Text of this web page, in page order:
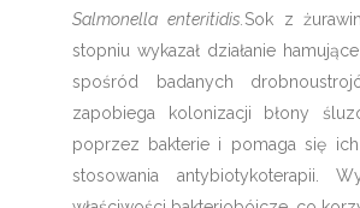
Salmonella enteritidis. Sok z
stopniu wykazał działanie
spośród badanych
zapobiega kolonizacji błony
poprzez bakterie i pomaga się
stosowania antybiotykoterapii.